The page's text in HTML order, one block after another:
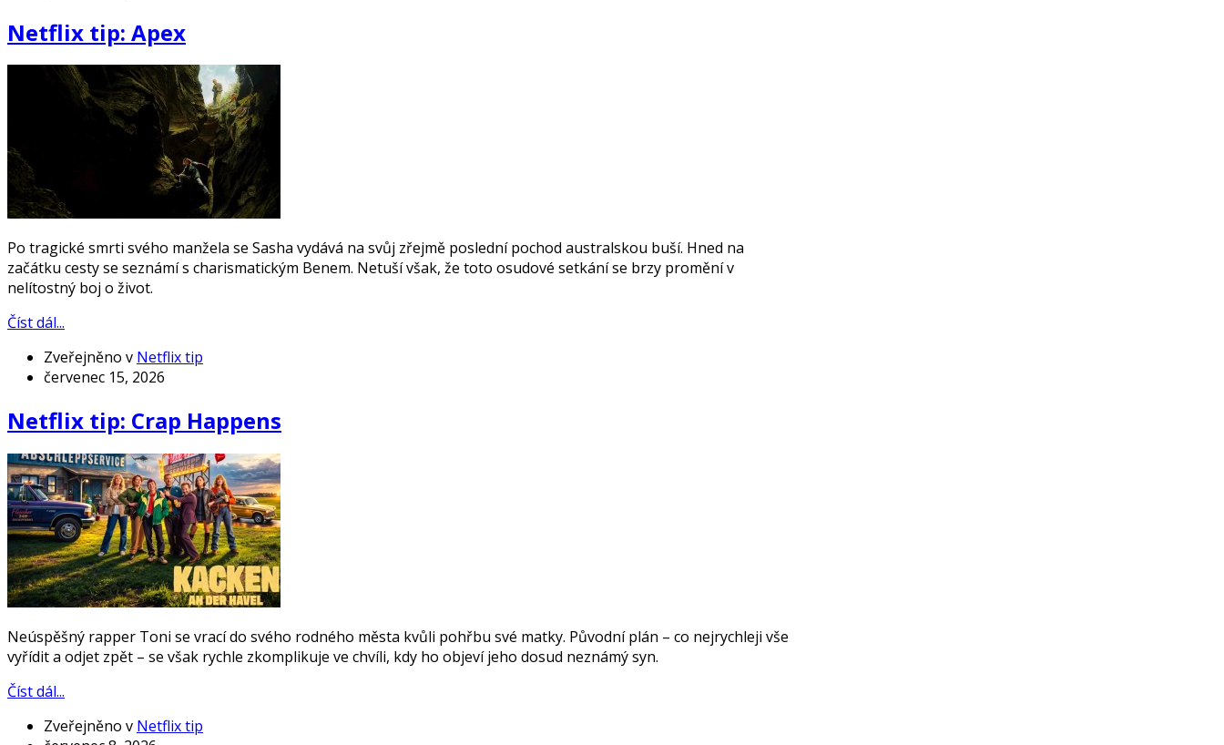
Netflix tip: Apex
Po tragické smrti svého manžela se Sasha vydává na svůj zřejmě poslední pochod australskou buší. Hned na
začátku cesty se seznámí s charismatickým Benem. Netuší však, že toto osudové setkání se brzy promění v
nelítostný boj o život.
Číst dál...
Zveřejněno v Netflix tip
červenec 15, 2026
Netflix tip: Crap Happens
Neúspěšný rapper Toni se vrací do svého rodného města kvůli pohřbu své matky. Původní plán – co nejrychleji vše
vyřídit a odjet zpět – se však rychle zkomplikuje ve chvíli, kdy ho objeví jeho dosud neznámý syn.
Číst dál...
Zveřejněno v Netflix tip